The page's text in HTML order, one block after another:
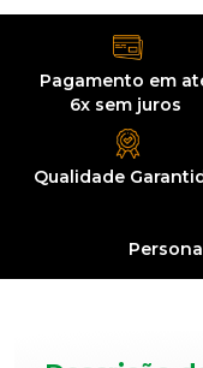
Pagamento em
6x sem juros
Qualidade